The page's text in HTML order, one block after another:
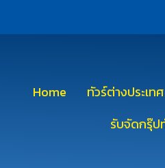
Home ทัวร์ต่างประเทศ
รับจัดกรุ๊ป